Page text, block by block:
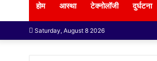
होम आस्था टेक्नोलॉजी दुर्घटना
Saturday, August 8 2026